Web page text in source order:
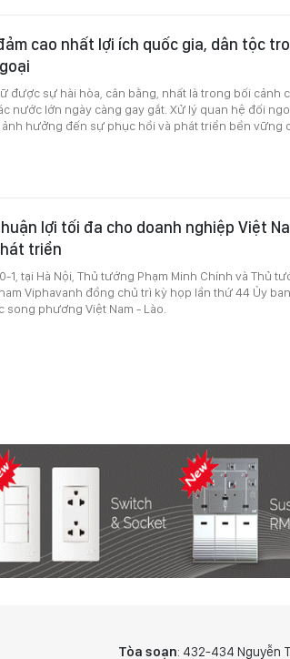
cao nhất lợi ích quốc gia, dân tộc
được sự hài hòa, cân bằng, nhất là trong bối cảnh
nước lớn ngày càng gay gắt. Xử lý quan hệ đối
hưởng đến sự phục hồi và phát triển bền vững
lợi tối đa cho doanh nghiệp Việt
triển
1, tại Hà Nội, Thủ tướng Phạm Minh Chính và Thủ
Viphavanh đồng chủ trì kỳ họp lần thứ 44 Ủy
song phương Việt Nam - Lào.
Tòa soạn: 432-434 Nguyễn